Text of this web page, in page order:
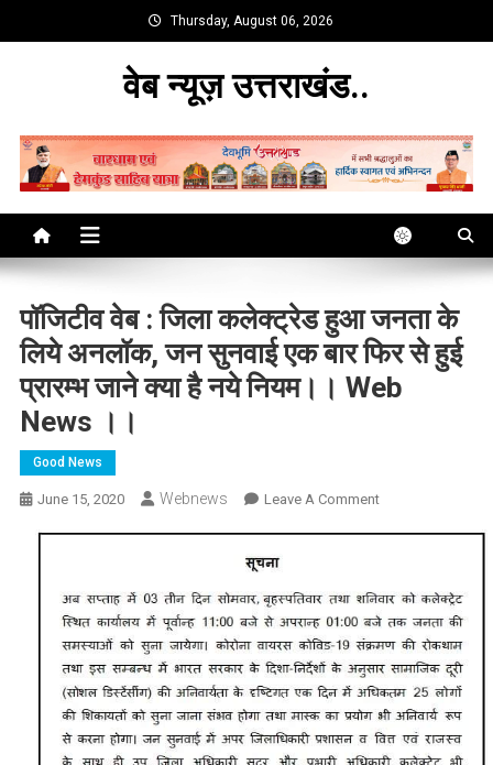
to
Thursday, August 06, 2026
वेब न्यूज़ उत्तराखंड..
पॉजिटीव वेब : जिला कलेक्ट्रेड हुआ जनता के
लिये अनलॉक, जन सुनवाई एक बार फिर से हुई
प्रारम्भ जाने क्या है नये नियम।। Web
News ।।
Good News
June 15, 2020 Webnews Leave A CommentOn
जिला
कलेक्ट्रेड
हुआ
जनता
के
लिये
अनलॉक,